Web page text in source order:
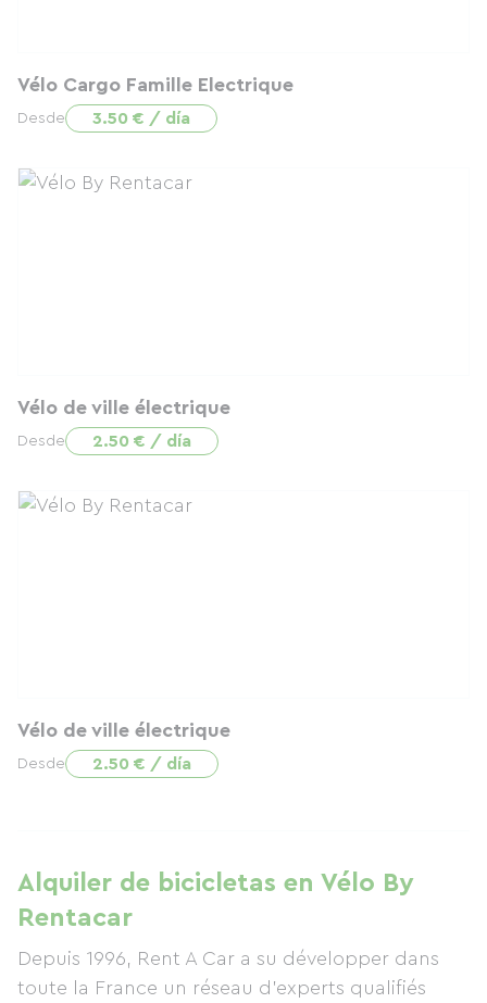
Vélo Cargo Famille Electrique
Desde 3.50 € / día
Vélo de ville électrique
Desde 2.50 € / día
Vélo de ville électrique
Desde 2.50 € / día
Alquiler de bicicletas en Vélo By
Rentacar
Depuis 1996, Rent A Car a su développer dans
toute la France un réseau d’experts qualifiés